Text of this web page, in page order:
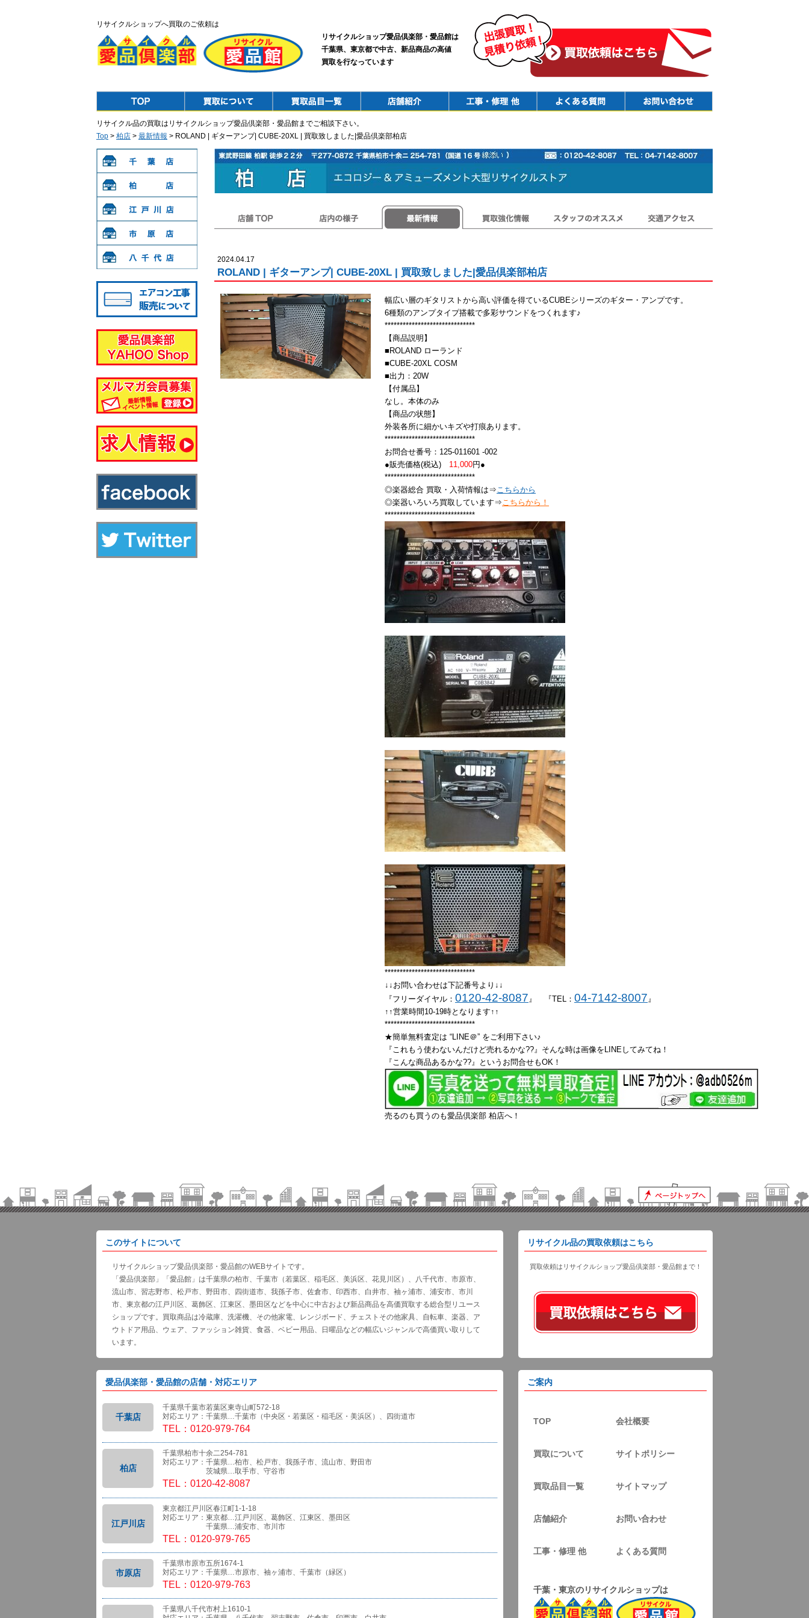
リサイクルショップへ買取のご依頼は
リサイクルショップ愛品倶楽部・愛品館は
千葉県、東京都で中古、新品商品の高値
買取を行なっています
リサイクル品の買取はリサイクルショップ愛品倶楽部・愛品館までご相談下さい。
Top > 柏店 > 最新情報 > ROLAND | ギターアンプ| CUBE-20XL | 買取致しました|愛品倶楽部柏店
2024.04.17
ROLAND | ギターアンプ| CUBE-20XL | 買取致しました|愛品倶楽部柏店
幅広い層のギタリストから高い評価を得ているCUBEシリーズのギター・アンプです。
6種類のアンプタイプ搭載で多彩サウンドをつくれます♪
******************************
【商品説明】
■ROLAND ローランド
■CUBE-20XL COSM
■出力：20W
【付属品】
なし。本体のみ
【商品の状態】
外装各所に細かいキズや打痕あります。
******************************
お問合せ番号：125-011601 -002
●販売価格(税込) 11,000円●
******************************
◎楽器総合 買取・入荷情報は⇒こちらから
◎楽器いろいろ買取しています⇒こちらから！
******************************
******************************
↓↓お問い合わせは下記番号より↓↓
『フリーダイヤル： 0120-42-8087』 『TEL： 04-7142-8007』
↑↑営業時間10-19時となります↑↑
******************************
★簡単無料査定は “LINE＠” をご利用下さい♪
『これもう使わないんだけど売れるかな??』そんな時は画像をLINEしてみてね！
『こんな商品あるかな??』というお問合せもOK！
売るのも買うのも愛品倶楽部 柏店へ！
このサイトについて
リサイクルショップ愛品倶楽部・愛品館のWEBサイトです。
「愛品倶楽部」「愛品館」は千葉県の柏市、千葉市（若葉区、稲毛区、美浜区、花見川区）、八千代市、市原市、
流山市、習志野市、松戸市、野田市、四街道市、我孫子市、佐倉市、印西市、白井市、袖ヶ浦市、浦安市、市川
市、東京都の江戸川区、葛飾区、江東区、墨田区などを中心に中古および新品商品を高価買取する総合型リユース
ショップです。買取商品は冷蔵庫、洗濯機、その他家電、レンジボード、チェストその他家具、自転車、楽器、ア
ウトドア用品、ウェア、ファッション雑貨、食器、ベビー用品、日曜品などの幅広いジャンルで高価買い取りして
います。
リサイクル品の買取依頼はこちら
買取依頼はリサイクルショップ愛品倶楽部・愛品館まで！
愛品倶楽部・愛品館の店舗・対応エリア
千葉店
千葉県千葉市若葉区東寺山町572-18
対応エリア：千葉県…千葉市（中央区・若葉区・稲毛区・美浜区）、四街道市
TEL：0120-979-764
柏店
千葉県柏市十余二254-781
対応エリア：千葉県…柏市、松戸市、我孫子市、流山市、野田市
茨城県…取手市、守谷市
TEL：0120-42-8087
江戸川店
東京都江戸川区春江町1-1-18
対応エリア：東京都…江戸川区、葛飾区、江東区、墨田区
千葉県…浦安市、市川市
TEL：0120-979-765
市原店
千葉県市原市五所1674-1
対応エリア：千葉県…市原市、袖ヶ浦市、千葉市（緑区）
TEL：0120-979-763
千葉県八千代市村上1610-1
ご案内
TOP 会社概要
買取について サイトポリシー
買取品目一覧 サイトマップ
店舗紹介 お問い合わせ
工事・修理 他 よくある質問
千葉・東京のリサイクルショップは